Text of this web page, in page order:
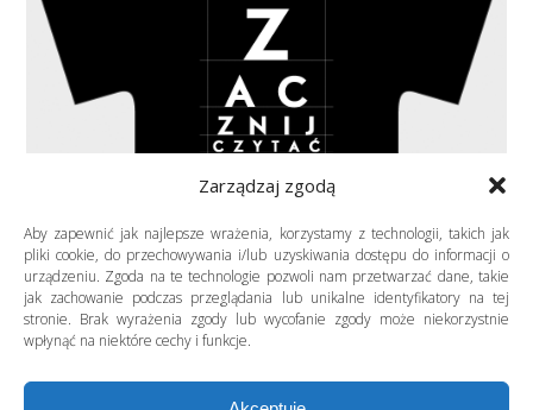
Zarządzaj zgodą
Aby zapewnić jak najlepsze wrażenia, korzystamy z technologii, takich jak
pliki cookie, do przechowywania i/lub uzyskiwania dostępu do informacji o
urządzeniu. Zgoda na te technologie pozwoli nam przetwarzać dane, takie
jak zachowanie podczas przeglądania lub unikalne identyfikatory na tej
stronie. Brak wyrażenia zgody lub wycofanie zgody może niekorzystnie
wpłynąć na niektóre cechy i funkcje.
z serii projektów nadruków na t‑shirty.